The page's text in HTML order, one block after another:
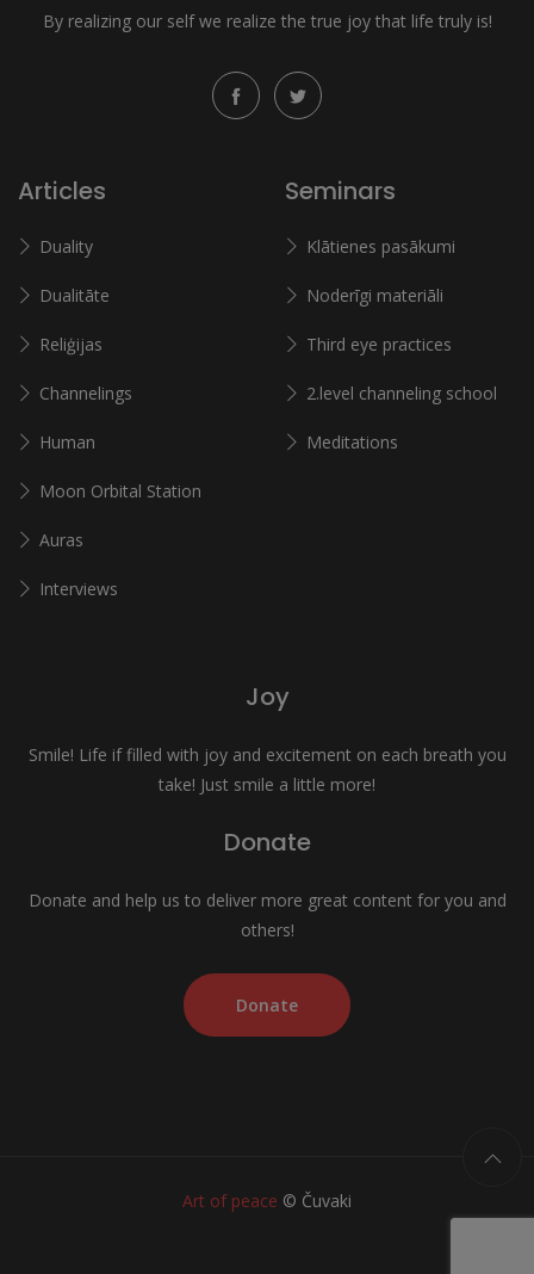
By realizing our self we realize the true joy that life truly is!
Articles
Duality
Dualitāte
Reliģijas
Channelings
Human
Moon Orbital Station
Auras
Interviews
Seminars
Klātienes pasākumi
Noderīgi materiāli
Third eye practices
2.level channeling school
Meditations
Joy
Smile! Life if filled with joy and excitement on each breath you
take! Just smile a little more!
Donate
Donate and help us to deliver more great content for you and
others!
Donate
Art of peace © Čuvaki